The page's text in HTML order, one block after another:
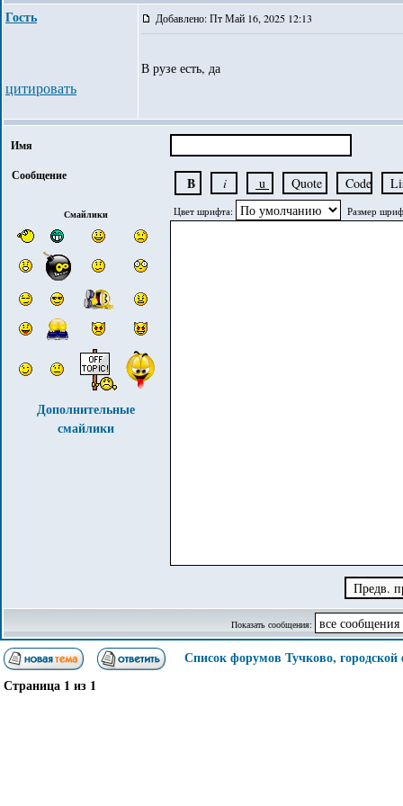
Гость
цитировать
Добавлено: Пт Май 16, 2025 12:13
В рузе есть, да
Имя
Сообщение
Смайлики
Дополнительные
смайлики
Цвет шрифта: Размер
Показать сообщения:
Список форумов Тучково,
Страница 1 из 1